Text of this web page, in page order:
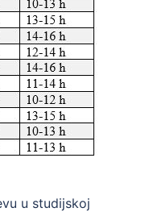
u studijskoj